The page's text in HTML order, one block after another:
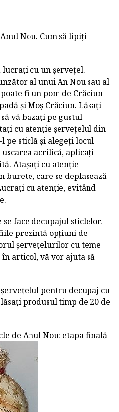
Nou. Cum să lipiți
lucrați cu un șervețel.
al unui An Nou sau al
fi un pom de Crăciun
și Moș Crăciun. Lăsați-
vă bazați pe gustul
cu atenție șervețelul din
pe sticlă și alegeți locul
acrilică, aplicați
Atașați cu atenție
care se deplasează
cu atenție, evitând
se face decupajul sticlelor.
prezintă opțiuni de
șervețelurilor cu teme
articol, vă vor ajuta să
pentru decupaj cu
produsul timp de 20 de
de Anul Nou: etapa finală